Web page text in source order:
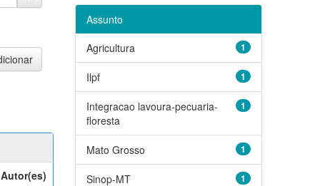
Autor(es)
Assunto
1
Agricultura
1
Ilpf
1
Integracao lavoura-pecuaria-
floresta
1
Mato Grosso
1
Sinop-MT